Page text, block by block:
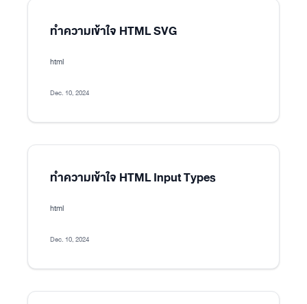
ทำความเข้าใจ HTML SVG
html
Dec. 10, 2024
ทำความเข้าใจ HTML Input Types
html
Dec. 10, 2024